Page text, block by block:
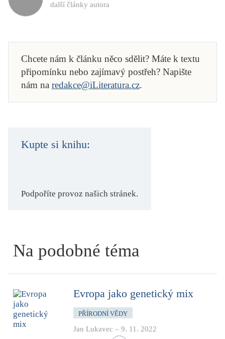
další články autora
Chcete nám k článku něco sdělit? Máte k textu
připomínku nebo zajímavý postřeh? Napište
nám na redakce@iLiteratura.cz.
Kupte si knihu:
Podpoříte provoz našich stránek.
Na podobné téma
Evropa jako genetický mix
PŘÍRODNÍ VĚDY
Jan Lukavec – 9. 11. 2022